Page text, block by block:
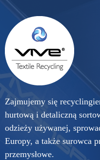
Zajmujemy się
hurtową i detaliczną
odzieży używanej,
Europy, a także surowca
przemysłowe.